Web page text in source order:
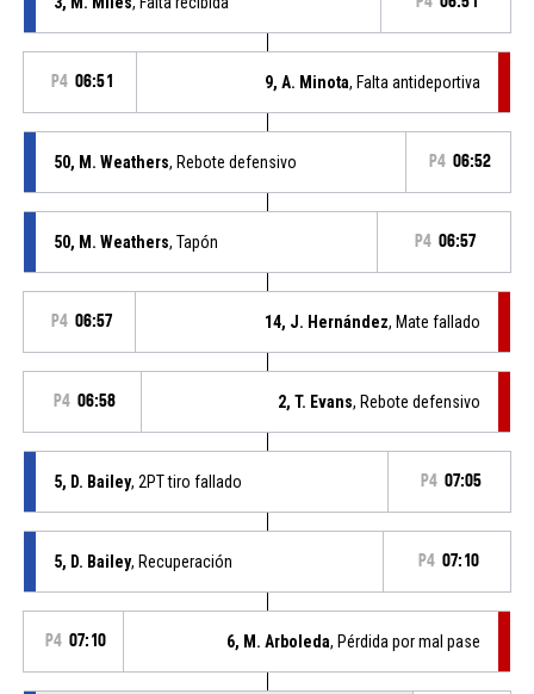
P4 06:51 9, A. Minota, Falta antideportiva
50, M. Weathers, Rebote defensivo P4 06:52
50, M. Weathers, Tapón P4 06:57
P4 06:57 14, J. Hernández, Mate fallado
P4 06:58 2, T. Evans, Rebote defensivo
5, D. Bailey, 2PT tiro fallado P4 07:05
5, D. Bailey, Recuperación P4 07:10
P4 07:10 6, M. Arboleda, Pérdida por mal pase